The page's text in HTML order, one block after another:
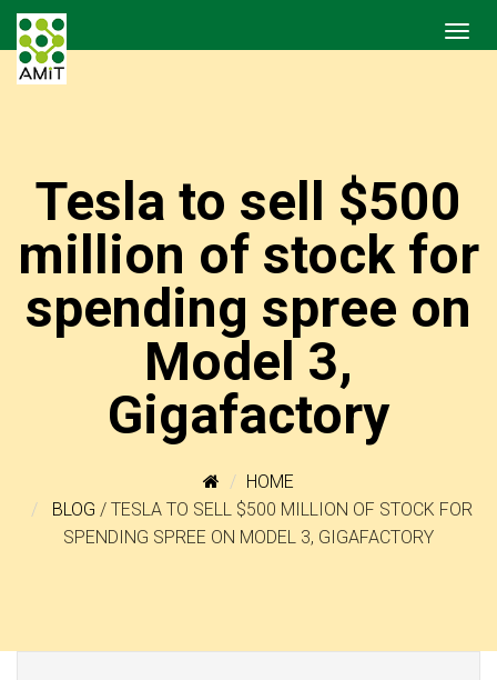
Tesla to sell $500
million of stock for
spending spree on
Model 3,
Gigafactory
HOME
BLOG /TESLA TO SELL $500 MILLION OF STOCK FOR
SPENDING SPREE ON MODEL 3, GIGAFACTORY